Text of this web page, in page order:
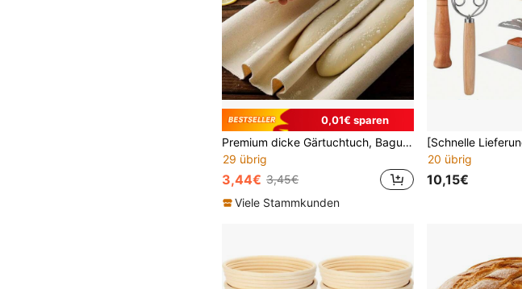
0,01€ sparen
Premium dicke Gärtuchtuch, Baguette Gärunterlage, ideal für französisches Baguette und selbstgebackenes Brot - perfekte Teigfermentation erreichen, unverzichtbar für Küche und Catering, geeignet für Sauerteigbrot, Gebäck und mehr.
29 übrig
3,44€ 3,45€
Viele Stammkunden
20 übrig
10,15€